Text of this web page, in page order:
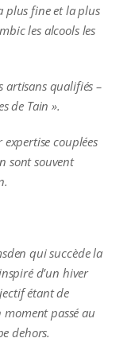
plus fine et la plus
les alcools les
artisans qualifiés –
de Tain ».
couplées
sont souvent
qui succède la
d’un hiver
étant de
passé au
dehors.